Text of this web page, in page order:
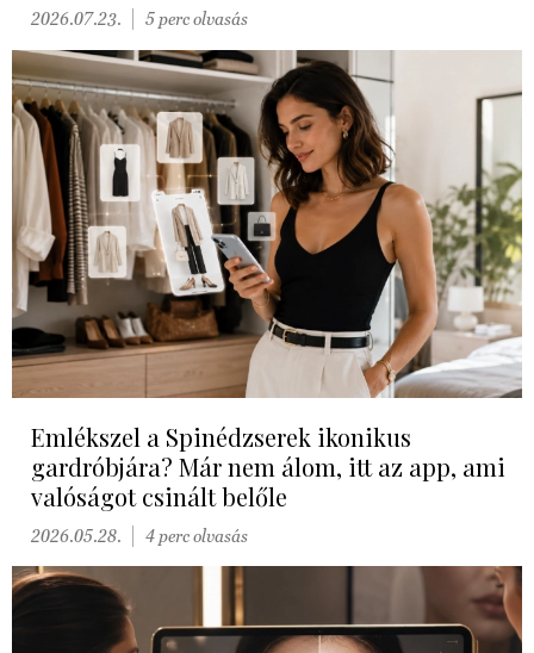
2026.07.23. 5 perc olvasás
Emlékszel a Spinédzserek ikonikus
gardróbjára? Már nem álom, itt az app, ami
valóságot csinált belőle
2026.05.28. 4 perc olvasás